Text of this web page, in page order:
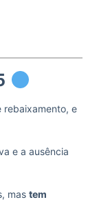
rebaixamento, e
e a ausência
mas tem